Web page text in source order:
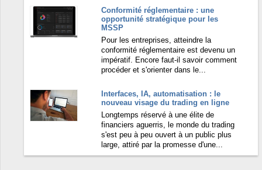
Conformité réglementaire : une
opportunité stratégique pour les
MSSP
Pour les entreprises, atteindre la
conformité réglementaire est devenu un
impératif. Encore faut-il savoir comment
procéder et s'orienter dans le...
Interfaces, IA, automatisation : le
nouveau visage du trading en ligne
Longtemps réservé à une élite de
financiers aguerris, le monde du trading
s'est peu à peu ouvert à un public plus
large, attiré par la promesse d'une...